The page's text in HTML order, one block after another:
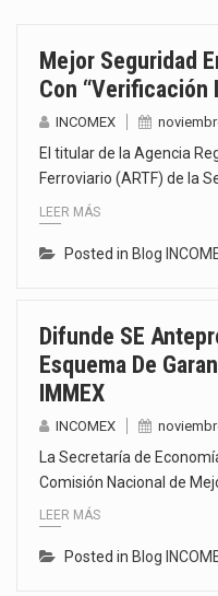
Mejor Seguridad
Con “Verificación
INCOMEX
El titular de la Agencia
Ferroviario (ARTF) de la
LEER MÁS
Posted in Blog
Difunde SE
Esquema De
IMMEX
INCOMEX
La Secretaría de
Comisión Nacional de
LEER MÁS
Posted in Blog